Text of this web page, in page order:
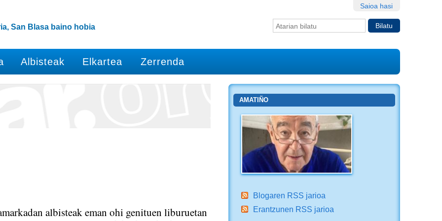
Saioa hasi
Bilatu atarian
San Blasa baino hobia
Albisteak Elkartea Zerrenda
albisteak eman ohi genituen liburuetan
AMATIÑO
Blogaren RSS jarioa
Erantzunen RSS jarioa